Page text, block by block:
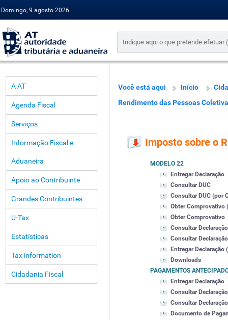
Domingo, 9 agosto 2026
A AT
Agenda Fiscal
Serviços
Informação Fiscal e
Aduaneira
Apoio ao Contribuinte
Grandes Contribuintes
U-Tax
Estatísticas
Tax information
Cidadania Fiscal
Você está aqui Início
Rendimento das Pessoas
Imposto sobre o
MODELO 22
Entregar Declaração
Consultar DUC
Consultar DUC (por
Obter Comprovativo
Obter Comprovativo
Consultar
Consultar Declaração
Entregar
Downloads
PAGAMENTOS
Entregar Declaração
Consultar Declaração
Consultar
Documento de